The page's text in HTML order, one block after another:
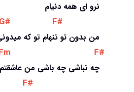
نرو ای همه دنیام
F#
من بدون تو تنهام تو که
F#
چه نباشی چه باشی من
F#